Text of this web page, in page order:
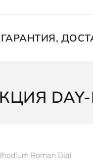
DAY-
Roman Dial